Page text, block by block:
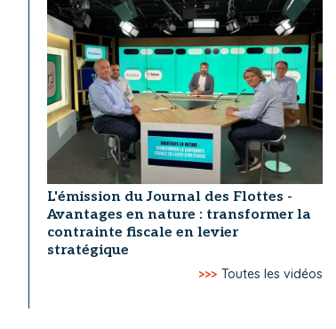
L'émission du Journal des Flottes -
Avantages en nature : transformer la
contrainte fiscale en levier
stratégique
>>> Toutes les vidéos